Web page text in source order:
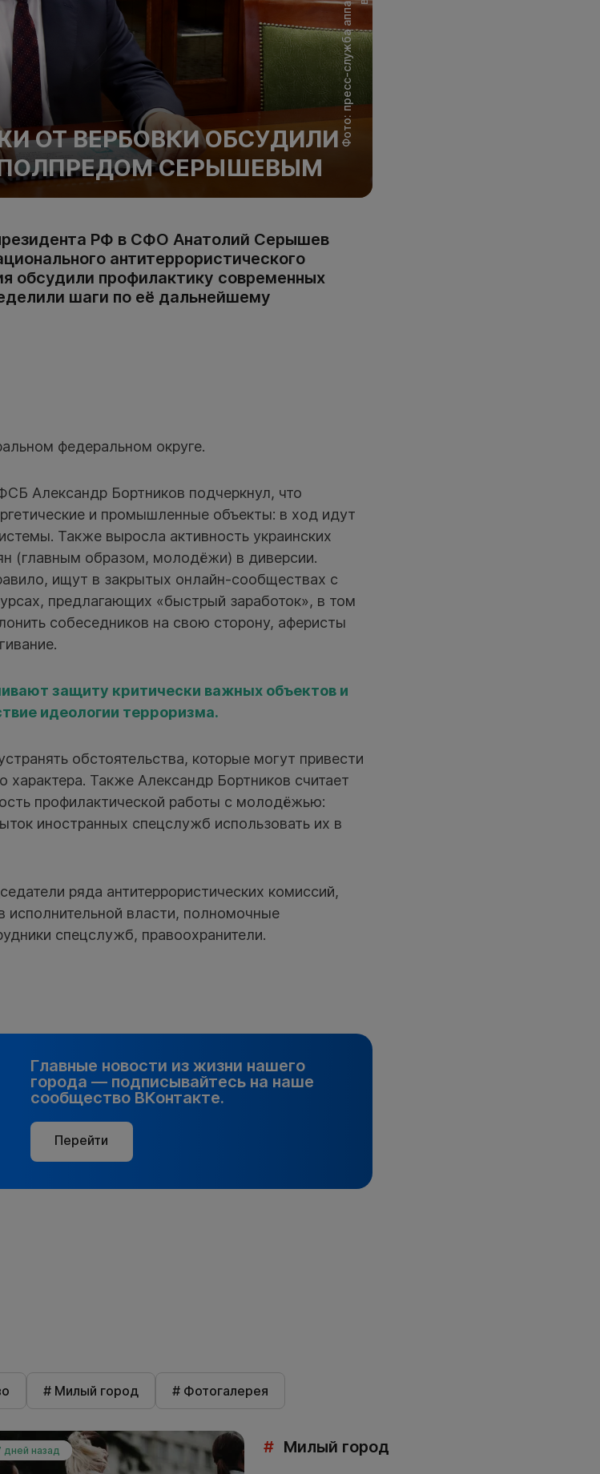
ОТ ВЕРБОВКИ ОБСУДИЛИ
СЕРЫШЕВЫМ
РФ в СФО Анатолий Серышев
антитеррористического
обсудили профилактику современных
шаги по её дальнейшему
федеральном округе.
Александр Бортников подчеркнул, что
и промышленные объекты: в ход идут
Также выросла активность украинских
(главным образом, молодёжи) в диверсии.
ищут в закрытых онлайн-сообществах с
предлагающих «быстрый заработок», в том
собеседников на свою сторону, аферисты
защиту критически важных объектов и
идеологии терроризма.
обстоятельства, которые могут привести
характера. Также Александр Бортников считает
профилактической работы с молодёжью:
иностранных спецслужб использовать их в
ряда антитеррористических комиссий,
исполнительной власти, полномочные
спецслужб, правоохранители.
Главные новости из жизни нашего
города — подписывайтесь на наше
сообщество ВКонтакте.
Перейти
# Милый город # Фотогалерея
дней назад # Милый город